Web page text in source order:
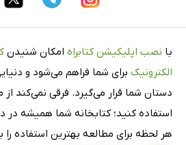
با نصب اپلیکیشن کتابراه امکان شنیدن
الکترونیک برای شما فراهم می‌شود و
دستان شما قرار می‌گیرد. فرقی نمی‌کند از
استفاده کنید؛ کتابخانه شما همیشه در
هر لحظه برای مطالعه بهترین استفاده را